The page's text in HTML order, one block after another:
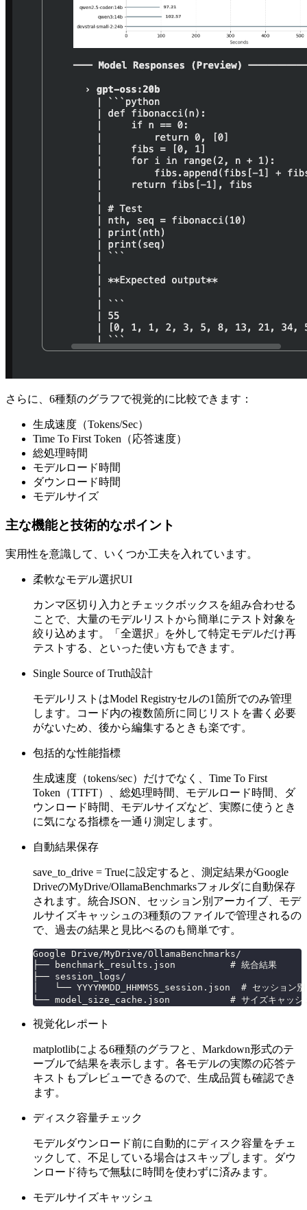
さらに、6種類のグラフで視覚的に比較できます：
生成速度（Tokens/Sec）
Time To First Token（応答速度）
総処理時間
モデルロード時間
ダウンロード時間
モデルサイズ
主な機能と技術的なポイント
実用性を意識して、いくつか工夫を入れています。
柔軟なモデル選択UI
カンマ区切り入力とチェックボックスを組み合わせる
ことで、大量のモデルリストから簡単にテスト対象を
絞り込めます。「全選択」を外して特定モデルだけ再
テストする、といった使い方もできます。
Single Source of Truth設計
モデルリストはModel Registryセルの1箇所でのみ管理
します。コード内の複数箇所に同じリストを書く必要
がないため、後から編集するときも楽です。
包括的な性能指標
生成速度（tokens/sec）だけでなく、Time To First
Token（TTFT）、総処理時間、モデルロード時間、ダ
ウンロード時間、モデルサイズなど、実際に使うとき
に気になる指標を一通り測定します。
自動結果保存
save_to_drive = Trueに設定すると、測定結果がGoogle
DriveのMyDrive/OllamaBenchmarksフォルダに自動保存
されます。統合JSON、セッション別アーカイブ、モデ
ルサイズキャッシュの3種類のファイルで管理されるの
で、過去の結果と見比べるのも簡単です。
Google Drive/MyDrive/OllamaBenchmarks/
├── benchmark_results.json          # 統合結果
├── session_logs/
│   └── YYYYMMDD_HHMMSS_session.json  # セッション別
└── model_size_cache.json           # サイズキャッシ
視覚化レポート
matplotlibによる6種類のグラフと、Markdown形式のテ
ーブルで結果を表示します。各モデルの実際の応答テ
キストもプレビューできるので、生成品質も確認でき
ます。
ディスク容量チェック
モデルダウンロード前に自動的にディスク容量をチェ
ックして、不足している場合はスキップします。ダウ
ンロード待ちで無駄に時間を使わずに済みます。
モデルサイズキャッシュ